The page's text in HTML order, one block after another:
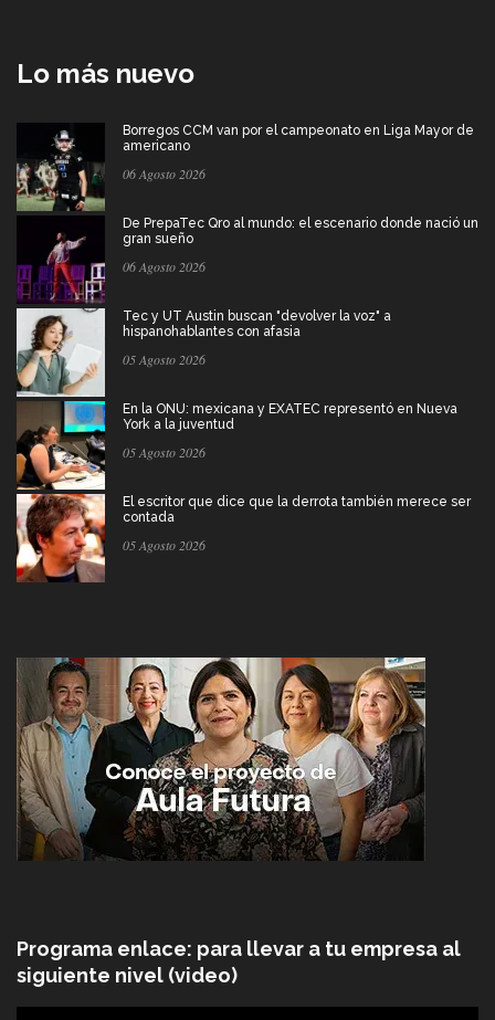
Lo más nuevo
Borregos CCM van por el campeonato en Liga Mayor de
americano
06 Agosto 2026
De PrepaTec Qro al mundo: el escenario donde nació un
gran sueño
06 Agosto 2026
Tec y UT Austin buscan "devolver la voz" a
hispanohablantes con afasia
05 Agosto 2026
En la ONU: mexicana y EXATEC representó en Nueva
York a la juventud
05 Agosto 2026
El escritor que dice que la derrota también merece ser
contada
05 Agosto 2026
Programa enlace: para llevar a tu empresa al
siguiente nivel (video)